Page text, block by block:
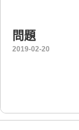
問題
2019-02-20